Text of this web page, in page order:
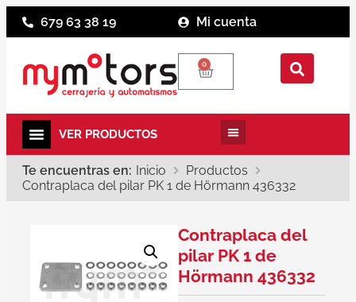
679 63 38 19 Mi cuenta
0
Te encuentras en: Inicio
Productos
Contraplaca del pilar PK 1 de Hörmann 436332
Contraplaca del
pilar PK 1 de
Hörmann 436332